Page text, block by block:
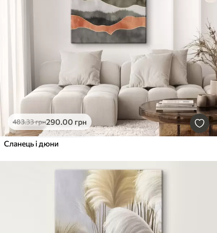
483.33грн290.00 грн
Сланець і дюни